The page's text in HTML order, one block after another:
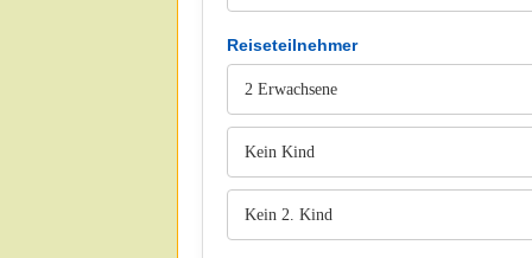
Reiseteilnehmer